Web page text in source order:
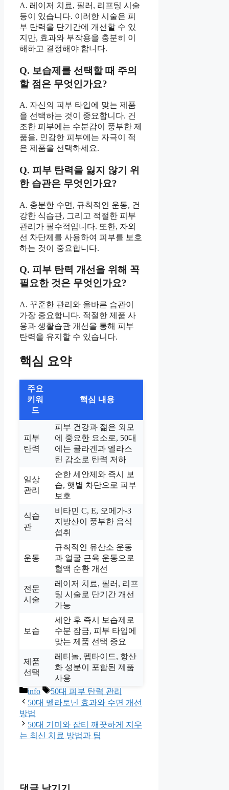
A. 레이저 치료, 필러, 리프팅 시술
등이 있습니다. 이러한 시술은 피
부 탄력을 단기간에 개선할 수 있
지만, 효과와 부작용을 충분히 이
해하고 결정해야 합니다.
Q. 보습제를 선택할 때 주의
할 점은 무엇인가요?
A. 자신의 피부 타입에 맞는 제품
을 선택하는 것이 중요합니다. 건
조한 피부에는 수분감이 풍부한 제
품을, 민감한 피부에는 자극이 적
은 제품을 선택하세요.
Q. 피부 탄력을 잃지 않기 위
한 습관은 무엇인가요?
A. 충분한 수면, 규칙적인 운동, 건
강한 식습관, 그리고 적절한 피부
관리가 필수적입니다. 또한, 자외
선 차단제를 사용하여 피부를 보호
하는 것이 중요합니다.
Q. 피부 탄력 개선을 위해 꼭
필요한 것은 무엇인가요?
A. 꾸준한 관리와 올바른 습관이
가장 중요합니다. 적절한 제품 사
용과 생활습관 개선을 통해 피부
탄력을 유지할 수 있습니다.
핵심 요약
주요
키워
드
핵심 내용
피부
탄력
피부 건강과 젊은 외모
에 중요한 요소로, 50대
에는 콜라겐과 엘라스
틴 감소로 탄력 저하
일상
관리
순한 세안제와 즉시 보
습, 햇볕 차단으로 피부
보호
식습
관
비타민 C, E, 오메가-3
지방산이 풍부한 음식
섭취
운동
규칙적인 유산소 운동
과 얼굴 근육 운동으로
혈액 순환 개선
전문
시술
레이저 치료, 필러, 리프
팅 시술로 단기간 개선
가능
보습
세안 후 즉시 보습제로
수분 잠금, 피부 타입에
맞는 제품 선택 중요
제품
선택
레티놀, 펩타이드, 항산
화 성분이 포함된 제품
사용
카
테
고
리
info
태
그
50대 피부 탄력 관리
50대 멜라토닌 효과와 수면 개선
방법
50대 기미와 잡티 깨끗하게 지우
는 최신 치료 방법과 팁